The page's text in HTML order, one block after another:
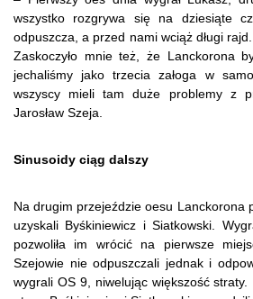
wszystko rozgrywa się na dziesiąte
odpuszcza, a przed nami wciąż długi
Zaskoczyło mnie też, że Lanckorona
jechaliśmy jako trzecia załoga w
wszyscy mieli tam duże problemy z
Jarosław Szeja.
Sinusoidy ciąg dalszy
Na drugim przejeździe oesu Lanckorona
uzyskali Byśkiniewicz i Siatkowski.
pozwoliła im wrócić na pierwsze
Szejowie nie odpuszczali jednak i
wygrali OS 9, niwelując większość straty.